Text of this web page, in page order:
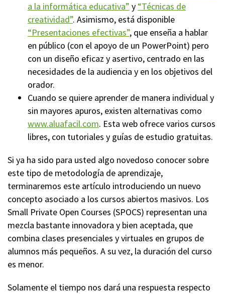
a la informática educativa” y “Técnicas de
creatividad”. Asimismo, está disponible
“Presentaciones efectivas”, que enseña a hablar
en público (con el apoyo de un PowerPoint) pero
con un diseño eficaz y asertivo, centrado en las
necesidades de la audiencia y en los objetivos del
orador.
Cuando se quiere aprender de manera individual y
sin mayores apuros, existen alternativas como
www.aluafacil.com. Esta web ofrece varios cursos
libres, con tutoriales y guías de estudio gratuitas.
Si ya ha sido para usted algo novedoso conocer sobre
este tipo de metodología de aprendizaje,
terminaremos este artículo introduciendo un nuevo
concepto asociado a los cursos abiertos masivos. Los
Small Private Open Courses (SPOCS) representan una
mezcla bastante innovadora y bien aceptada, que
combina clases presenciales y virtuales en grupos de
alumnos más pequeños. A su vez, la duración del curso
es menor.
Solamente el tiempo nos dará una respuesta respecto